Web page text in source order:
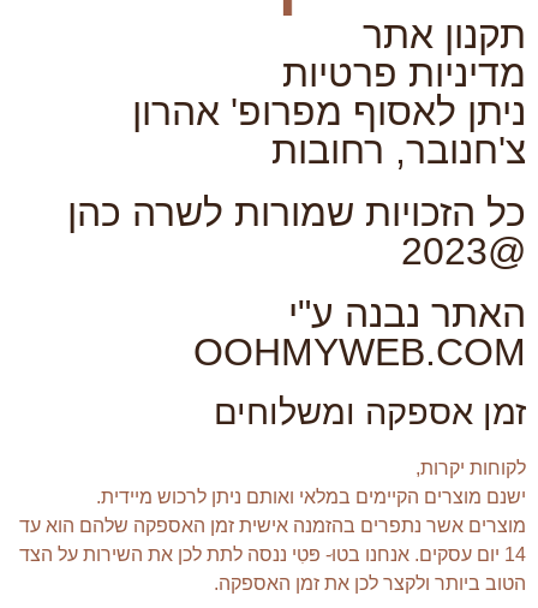
תקנון אתר
מדיניות פרטיות
ניתן לאסוף מפרופ' אהרון
צ'חנובר, רחובות
כל הזכויות שמורות לשרה כהן
@2023
האתר נבנה ע"י
OOHMYWEB.COM
זמן אספקה ומשלוחים
לקוחות יקרות,
ישנם מוצרים הקיימים במלאי ואותם ניתן לרכוש מיידית.
מוצרים אשר נתפרים בהזמנה אישית זמן האספקה שלהם הוא עד
14 יום עסקים. אנחנו בטוּ- פּטִי ננסה לתת לכן את השירות על הצד
הטוב ביותר ולקצר לכן את זמן האספקה.